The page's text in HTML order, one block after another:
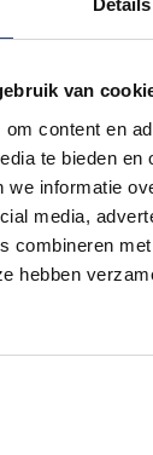
Details
van
content en
te bieden en
we informatie
media,
combineren
hebben
te testen
kan nu
de VUB -
- uit om
dit nieuwe
en te
Deelname